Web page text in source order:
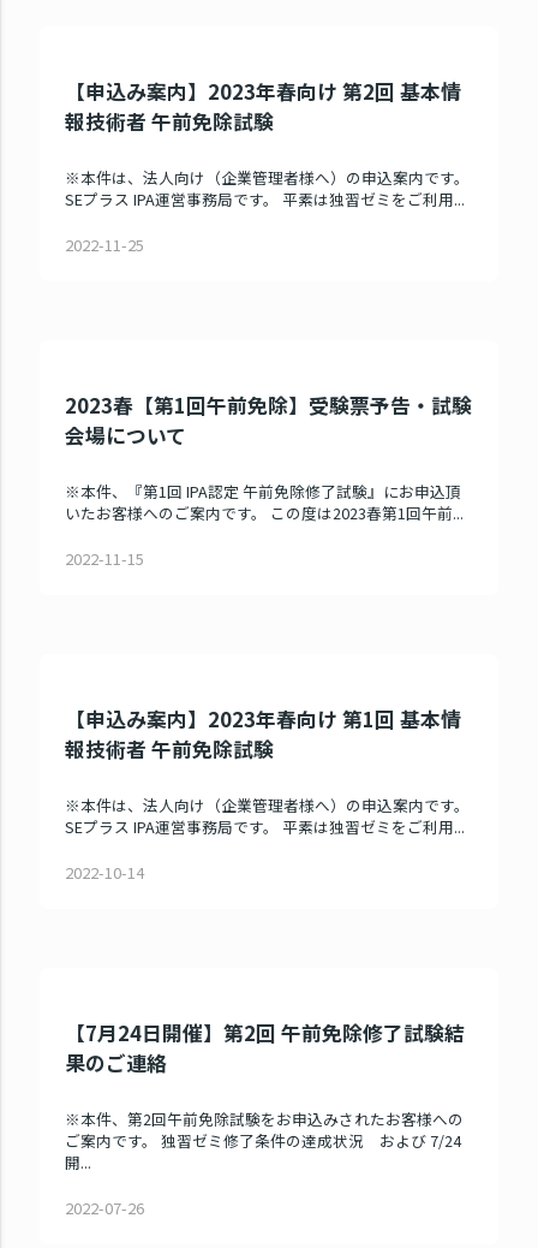
【申込み案内】2023年春向け 第2回 基本情
報技術者 午前免除試験
※本件は、法人向け（企業管理者様へ）の申込案内です。
SEプラス IPA運営事務局です。 平素は独習ゼミをご利用...
2022-11-25
2023春【第1回午前免除】受験票予告・試験
会場について
※本件、『第1回 IPA認定 午前免除修了試験』にお申込頂
いたお客様へのご案内です。 この度は2023春第1回午前...
2022-11-15
【申込み案内】2023年春向け 第1回 基本情
報技術者 午前免除試験
※本件は、法人向け（企業管理者様へ）の申込案内です。
SEプラス IPA運営事務局です。 平素は独習ゼミをご利用...
2022-10-14
【7月24日開催】第2回 午前免除修了試験結
果のご連絡
※本件、第2回午前免除試験をお申込みされたお客様への
ご案内です。 独習ゼミ修了条件の達成状況 および 7/24
開...
2022-07-26